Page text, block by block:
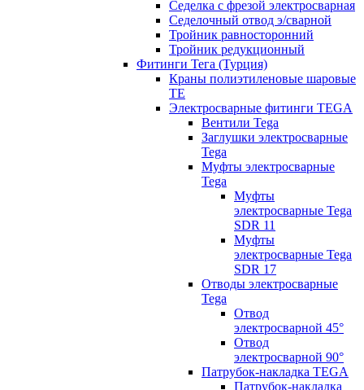
Седелка с фрезой электросварная
Седелочный отвод э/сварной
Тройник равносторонний
Тройник редукционный
Фитинги Тега (Турция)
Краны полиэтиленовые шаровые
TE
Электросварные фитинги TEGA
Вентили Tega
Заглушки электросварные
Tega
Муфты электросварные
Tega
Муфты
электросварные Tega
SDR 11
Муфты
электросварные Tega
SDR 17
Отводы электросварные
Tega
Отвод
электросварной 45°
Отвод
электросварной 90°
Патрубок-накладка TEGA
Патрубок-накладка